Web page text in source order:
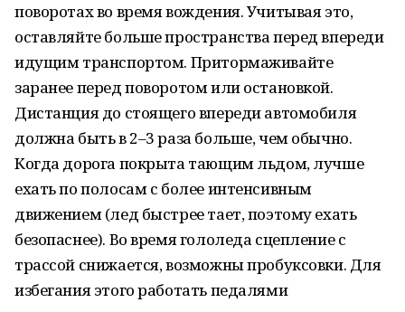
поворотах во время вождения. Учитывая это,
оставляйте больше пространства перед впереди
идущим транспортом. Притормаживайте
заранее перед поворотом или остановкой.
Дистанция до стоящего впереди автомобиля
должна быть в 2–3 раза больше, чем обычно.
Когда дорога покрыта тающим льдом, лучше
ехать по полосам с более интенсивным
движением (лед быстрее тает, поэтому ехать
безопаснее). Во время гололеда сцепление с
трассой снижается, возможны пробуксовки. Для
избегания этого работать педалями